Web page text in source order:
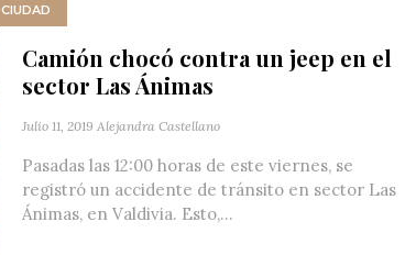
CIUDAD
Camión chocó contra un jeep en el
sector Las Ánimas
Julio 11, 2019 Alejandra Castellano
Pasadas las 12:00 horas de este viernes, se
registró un accidente de tránsito en sector Las
Ánimas, en Valdivia. Esto,...